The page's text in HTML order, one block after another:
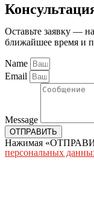
Оставьте заявку —
ближайшее время и
Name
Email
Message
ОТПРАВИТЬ
Нажимая
персональных